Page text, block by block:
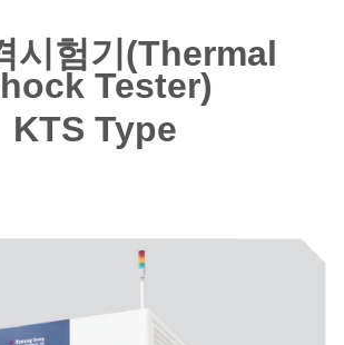
시험기(Thermal
Tester)
KTS Type